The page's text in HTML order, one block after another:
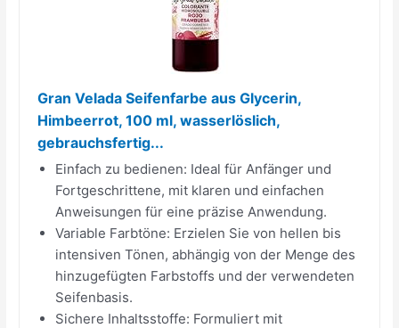
Gran Velada Seifenfarbe aus Glycerin,
Himbeerrot, 100 ml, wasserlöslich,
gebrauchsfertig...
Einfach zu bedienen: Ideal für Anfänger und
Fortgeschrittene, mit klaren und einfachen
Anweisungen für eine präzise Anwendung.
Variable Farbtöne: Erzielen Sie von hellen bis
intensiven Tönen, abhängig von der Menge des
hinzugefügten Farbstoffs und der verwendeten
Seifenbasis.
Sichere Inhaltsstoffe: Formuliert mit